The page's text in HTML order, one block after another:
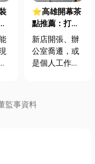
⭐高雄開幕茶
點推薦：打響
品牌第一炮！
解密開幕茶會
流程、茶點分
新店開張、辦
公室喬遷，或
是個人工作室
茶會」無疑是
打響品牌名
監事資料